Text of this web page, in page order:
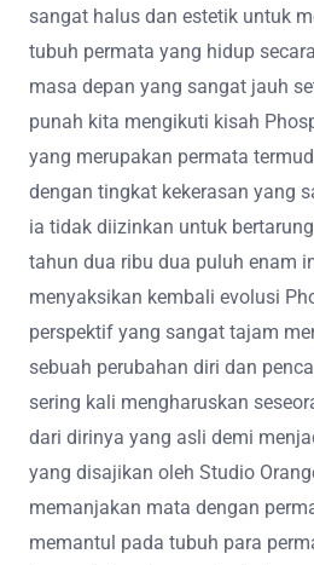
sangat halus dan estetik untuk
tubuh permata yang hidup
masa depan yang sangat jauh
punah kita mengikuti kisah
yang merupakan permata
dengan tingkat kekerasan yang
ia tidak diizinkan untuk
tahun dua ribu dua puluh enam
menyaksikan kembali evolusi
perspektif yang sangat tajam
sebuah perubahan diri dan
sering kali mengharuskan
dari dirinya yang asli demi
yang disajikan oleh Studio
memanjakan mata dengan
memantul pada tubuh para